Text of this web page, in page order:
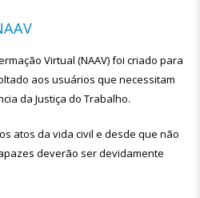
Virtual (NAAV) foi criado para
aos usuários que necessitam
da Justiça do Trabalho.
atos da vida civil e desde que não
deverão ser devidamente